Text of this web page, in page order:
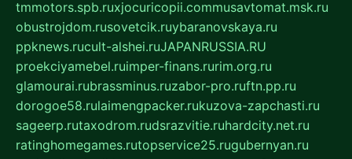
tmmotors.spb.ruxjocuricopii.commusavtomat.msk.ru
obustrojdom.rusovetcik.ruybaranovskaya.ru
ppknews.rucult-alshei.ruJAPANRUSSIA.RU
proekciyamebel.ruimper-finans.rurim.org.ru
glamourai.rubrassminus.ruzabor-pro.ruftn.pp.ru
dorogoe58.rulaimengpacker.rukuzova-zapchasti.ru
sageerp.rutaxodrom.rudsrazvitie.ruhardcity.net.ru
ratinghomegames.rutopservice25.rugubernyan.ru